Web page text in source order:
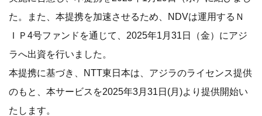
た。また、本提携を加速させるため、NDVは運用するＮ
ＩＰ4号ファンドを通じて、2025年1月31日（金）にアジ
ラへ出資を行いました。
本提携に基づき、NTT東日本は、アジラのライセンス提供
のもと、本サービスを2025年3月31日(月)より提供開始い
たします。